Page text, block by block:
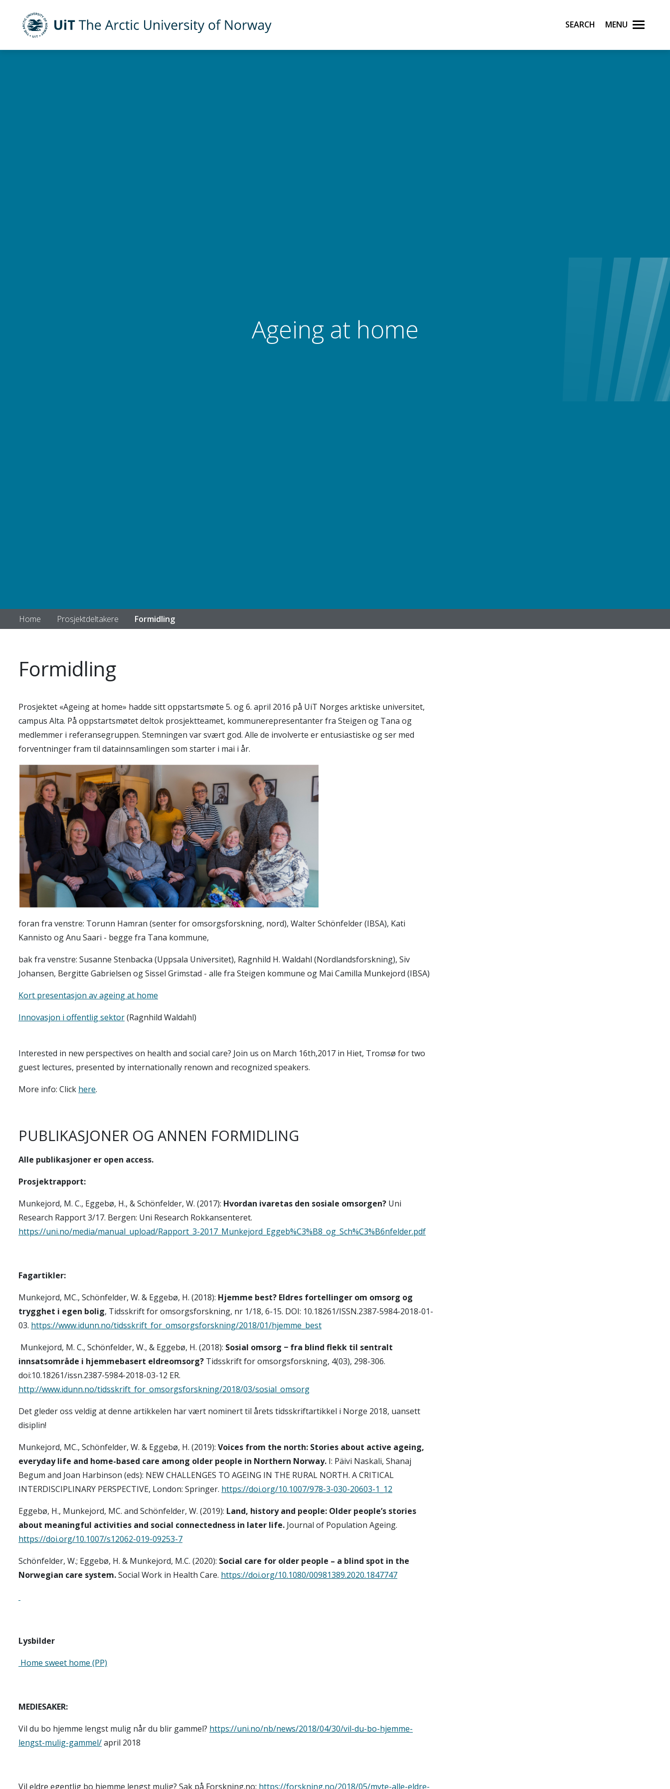
UiT The Arctic University of Norway Search Menu
Ageing at home
Home Prosjektdeltakere Formidling
Formidling
Prosjektet «Ageing at home» hadde sitt oppstartsmøte 5. og 6. april 2016 på UiT Norges arktiske universitet,
campus Alta. På oppstartsmøtet deltok prosjektteamet, kommunerepresentanter fra Steigen og Tana og
medlemmer i referansegruppen. Stemningen var svært god. Alle de involverte er entusiastiske og ser med
forventninger fram til datainnsamlingen som starter i mai i år.
foran fra venstre: Torunn Hamran (senter for omsorgsforskning, nord), Walter Schönfelder (IBSA), Kati
Kannisto og Anu Saari - begge fra Tana kommune,
bak fra venstre: Susanne Stenbacka (Uppsala Universitet), Ragnhild H. Waldahl (Nordlandsforskning), Siv
Johansen, Bergitte Gabrielsen og Sissel Grimstad - alle fra Steigen kommune og Mai Camilla Munkejord (IBSA)
Kort presentasjon av ageing at home
Innovasjon i offentlig sektor(Ragnhild Waldahl)
Interested in new perspectives on health and social care? Join us on March 16th,2017 in Hiet, Tromsø for two
guest lectures, presented by internationally renown and recognized speakers.
More info: Click here.
PUBLIKASJONER OG ANNEN FORMIDLING
Alle publikasjoner er open access.
Prosjektrapport:
Munkejord, M. C., Eggebø, H., & Schönfelder, W. (2017): Hvordan ivaretas den sosiale omsorgen? Uni
Research Rapport 3/17. Bergen: Uni Research Rokkansenteret.
https://uni.no/media/manual_upload/Rapport_3-2017_Munkejord_Eggeb%C3%B8_og_Sch%C3%B6nfelder.pdf
Fagartikler:
Munkejord, MC., Schönfelder, W. & Eggebø, H. (2018): Hjemme best? Eldres fortellinger om omsorg og
trygghet i egen bolig, Tidsskrift for omsorgsforskning, nr 1/18, 6-15. DOI: 10.18261/ISSN.2387-5984-2018-01-
03. https://www.idunn.no/tidsskrift_for_omsorgsforskning/2018/01/hjemme_best
Munkejord, M. C., Schönfelder, W., & Eggebø, H. (2018): Sosial omsorg − fra blind flekk til sentralt
innsatsområde i hjemmebasert eldreomsorg? Tidsskrift for omsorgsforskning, 4(03), 298-306.
doi:10.18261/issn.2387-5984-2018-03-12 ER.
http://www.idunn.no/tidsskrift_for_omsorgsforskning/2018/03/sosial_omsorg
Det gleder oss veldig at denne artikkelen har vært nominert til årets tidsskriftartikkel i Norge 2018, uansett
disiplin!
Munkejord, MC., Schönfelder, W. & Eggebø, H. (2019): Voices from the north: Stories about active ageing,
everyday life and home-based care among older people in Northern Norway. I: Päivi Naskali, Shanaj
Begum and Joan Harbinson (eds): NEW CHALLENGES TO AGEING IN THE RURAL NORTH. A CRITICAL
INTERDISCIPLINARY PERSPECTIVE, London: Springer. https://doi.org/10.1007/978-3-030-20603-1_12
Eggebø, H., Munkejord, MC. and Schönfelder, W. (2019): Land, history and people: Older people’s stories
about meaningful activities and social connectedness in later life. Journal of Population Ageing.
https://doi.org/10.1007/s12062-019-09253-7
Schönfelder, W.; Eggebø, H. & Munkejord, M.C. (2020): Social care for older people – a blind spot in the
Norwegian care system.Social Work in Health Care. https://doi.org/10.1080/00981389.2020.1847747
Lysbilder
Home sweet home (PP)
MEDIESAKER:
Vil du bo hjemme lengst mulig når du blir gammel? https://uni.no/nb/news/2018/04/30/vil-du-bo-hjemme-
lengst-mulig-gammel/april 2018
Vil eldre egentlig bo hjemme lengst mulig? Sak på Forskning.no: https://forskning.no/2018/05/myte-alle-eldre-